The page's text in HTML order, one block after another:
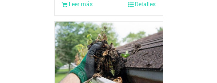
Leer más Detalles